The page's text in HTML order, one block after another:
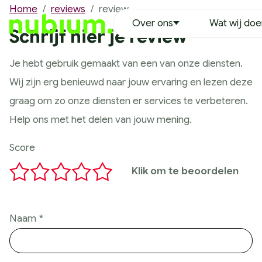
Over ons
Ons team
Erwin Duinkerken
Richard Hoekstra
Robin Leenheer
Nathalie Oran
Remco Vaanholt
MVO
Over ons Wat wij
Home / reviews / review
Schrijf hier je review
Je hebt gebruik gemaakt van een van onze diensten.
Wij zijn erg benieuwd naar jouw ervaring en lezen deze
graag om zo onze diensten er services te verbeteren.
Help ons met het delen van jouw mening.
Score
Klik om te beoordelen
Naam